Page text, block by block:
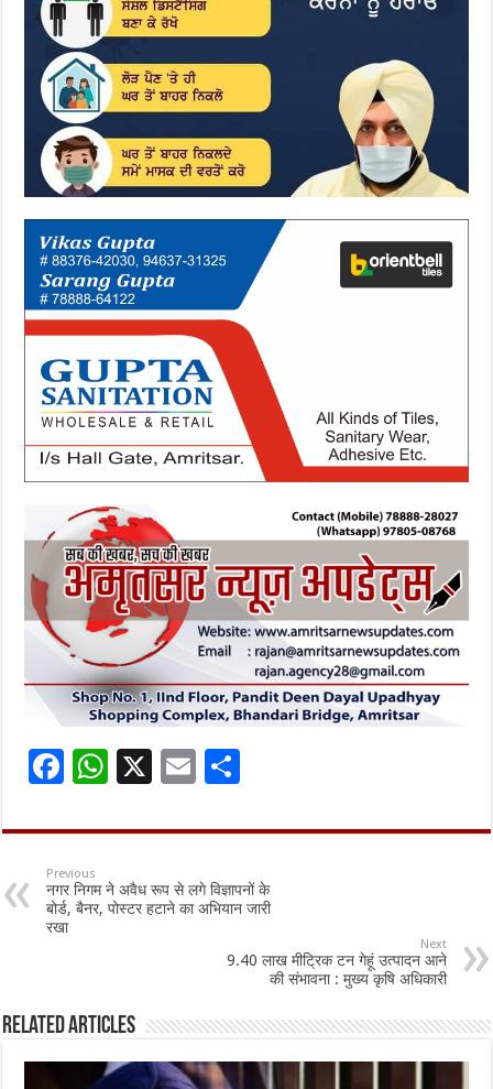
F
e
b
o
o
W
at
sA
p
X
E
ai
l
ar
e
Previous
नगर निगम ने अवैध रूप से लगे विज्ञापनों के
बोर्ड, बैनर, पोस्टर हटाने का अभियान जारी
रखा
Next
9.40 लाख मीट्रिक टन गेहूं उत्पादन आने
की संभावना : मुख्य कृषि अधिकारी
Related Articles